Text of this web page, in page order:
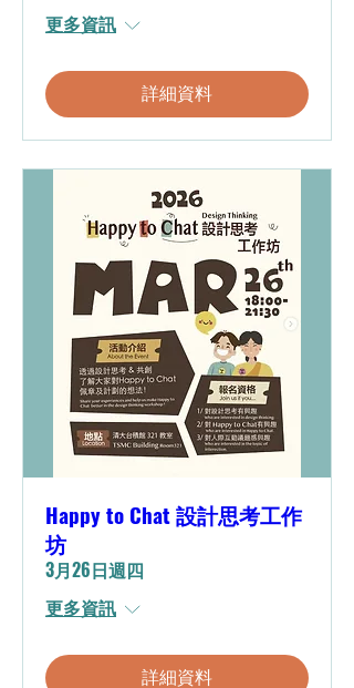
更多資訊
詳細資料
Happy to Chat 設計思考工作
坊
3月26日週四
更多資訊
詳細資料